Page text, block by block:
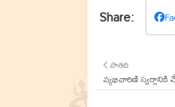
పాతది
వ్యభిచారిణి స్వర్గానికి